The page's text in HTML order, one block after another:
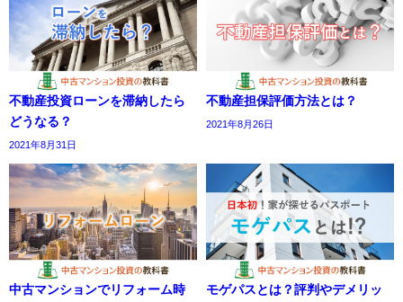
不動産投資ローンを滞納したら
どうなる？
2021年8月31日
不動産担保評価方法とは？
2021年8月26日
中古マンションでリフォーム時
モゲパスとは？評判やデメリッ